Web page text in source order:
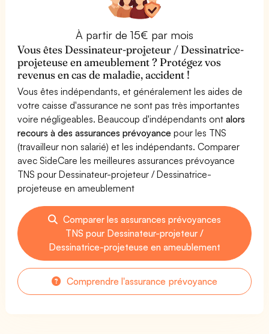
À partir de 15€ par mois
Vous êtes Dessinateur-projeteur / Dessinatrice-
projeteuse en ameublement ? Protégez vos
revenus en cas de maladie, accident !
Vous êtes indépendants, et généralement les aides de
votre caisse d'assurance ne sont pas très importantes
voire négligeables. Beaucoup d'indépendants ontalors
recours à des assurances prévoyance pour les TNS
(travailleur non salarié) et les indépendants. Comparer
avec SideCare les meilleures assurances prévoyance
TNS pour Dessinateur-projeteur / Dessinatrice-
projeteuse en ameublement
Comparer les assurances prévoyances
TNS pour Dessinateur-projeteur /
Dessinatrice-projeteuse en ameublement
Comprendre l'assurance prévoyance